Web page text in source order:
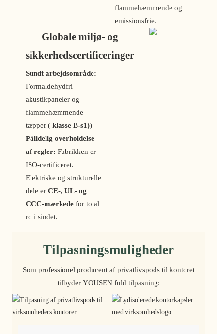
flammehæmmende og
emissionsfrie.
Globale miljø- og
sikkerhedscertificeringer
Sundt arbejdsområde:
Formaldehydfri
akustikpaneler og
flammehæmmende
tæpper (klasse B-s1)).
Pålidelig overholdelse
af regler: Fabrikken er
ISO-certificeret.
Elektriske og strukturelle
dele erCE-, UL- og
CCC-mærkede for total
ro i sindet.
Tilpasningsmuligheder
Som professionel producent af privatlivspods til kontoret
tilbyder YOUSEN fuld tilpasning: